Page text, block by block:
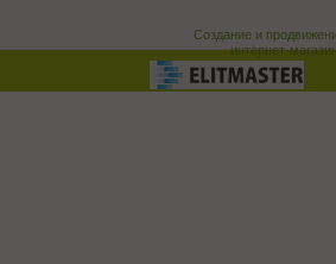
Создание и
интернет-